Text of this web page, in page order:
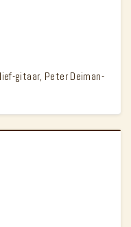
gitaar, Peter Deiman-